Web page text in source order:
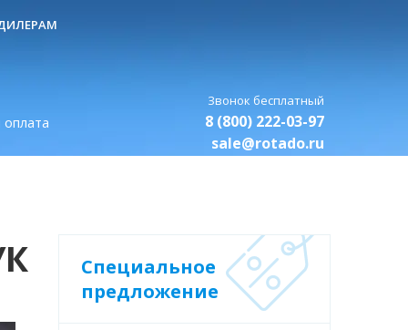
8 (800) 222-03-97
sale@rotado.ru
Специальное
предложение